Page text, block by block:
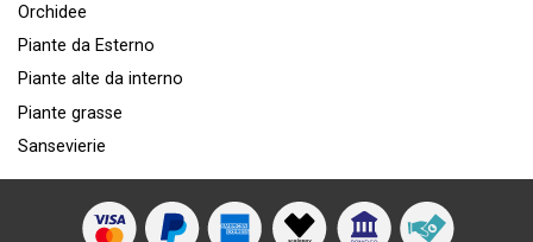
Orchidee
Piante da Esterno
Piante alte da interno
Piante grasse
Sansevierie